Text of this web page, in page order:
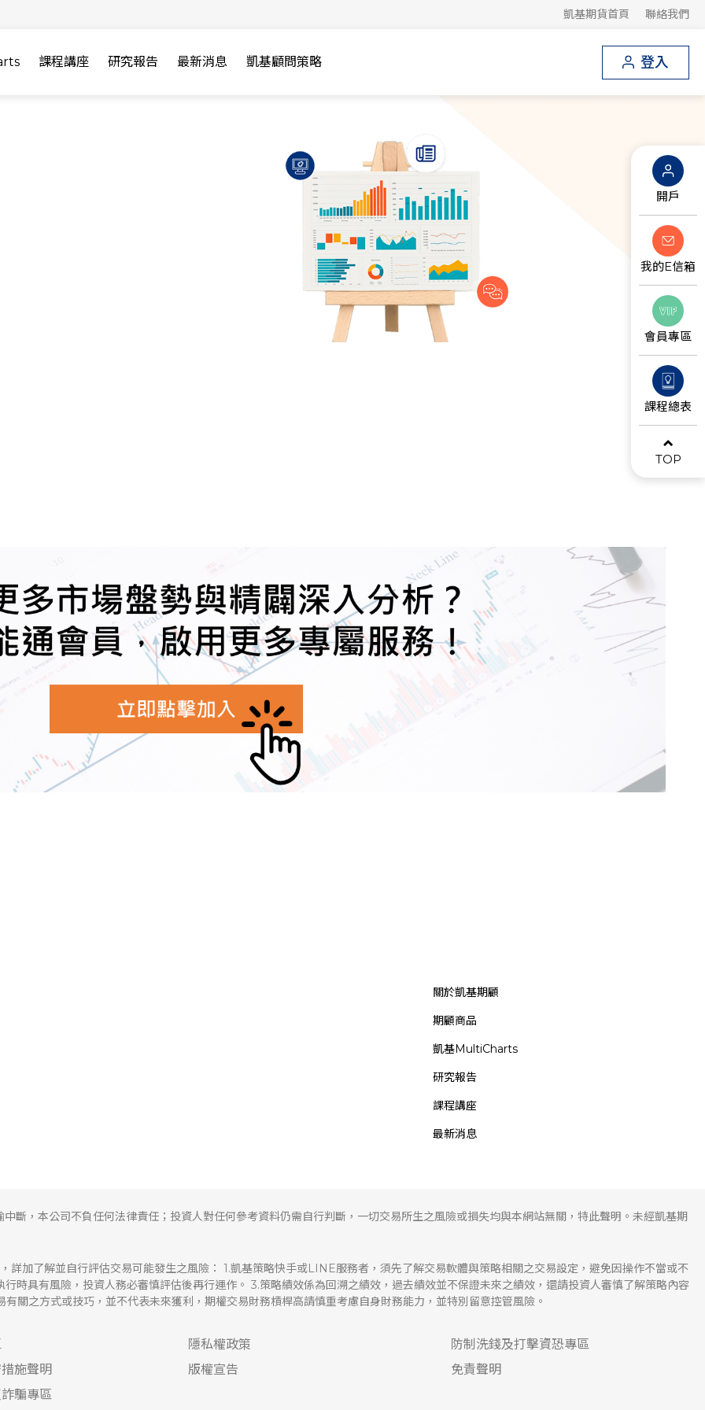
凱基期貨首頁 聯絡我們
課程講座 研究報告 最新消息 凱基顧問策略 登入
關於凱基期顧
期顧商品
凱基MultiCharts
研究報告
課程講座
最新消息
斷，本公司不負任何法律責任；投資人對任何參考資料仍需自行判斷，一切交易所生之風險或損失均與本網站無關，特此聲明。未經凱基期
詳加了解並自行評估交易可能發生之風險： 1.凱基策略快手或LINE服務者，須先了解交易軟體與策略相關之交易設定，避免因操作不當或不
時具有風險，投資人務必審慎評估後再行運作。 3.策略績效係為回溯之績效，過去績效並不保證未來之績效，還請投資人審慎了解策略內容
關之方式或技巧，並不代表未來獲利，期權交易財務槓桿高請慎重考慮自身財務能力，並特別留意控管風險。
隱私權政策
防制洗錢及打擊資恐專區
施聲明
版權宣告
免責聲明
騙專區
開戶
我的E信箱
會員專區
課程總表
TOP